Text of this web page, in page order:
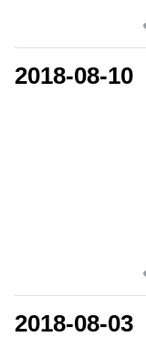
2018-08-10
2018-08-03